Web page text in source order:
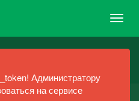
Администратору
на сервисе